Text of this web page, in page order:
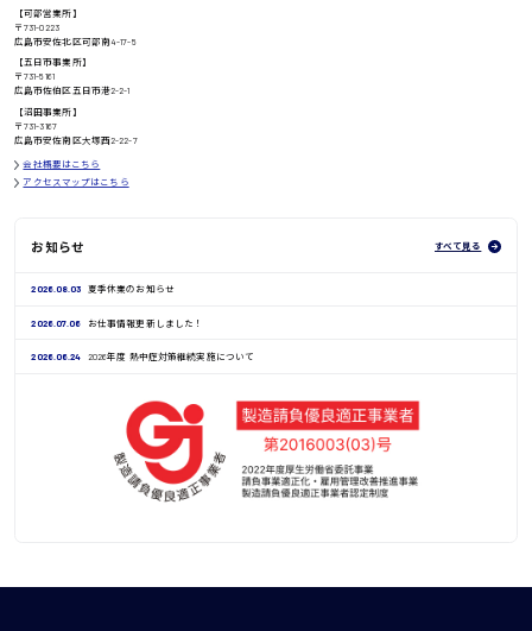
高知県
鳥取県
日給8000円〜
【可部営業所】
〒731-0223
広島市安佐北区可部南4-17-5
【五日市事業所】
〒731-5161
広島市佐伯区五日市港2-2-1
【沼田事業所】
〒731-3167
広島市安佐南区大塚西2-22-7
会社概要はこちら
アクセスマップはこちら
お知らせ すべて見る
2026.08.03 夏季休業のお知らせ
2026.07.06 お仕事情報更新しました！
2026.06.24 2026年度 熱中症対策継続実施について